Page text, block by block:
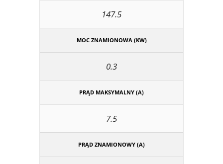
147.5
MOC ZNAMIONOWA (KW)
0.3
PRĄD MAKSYMALNY (A)
7.5
PRĄD ZNAMIONOWY (A)